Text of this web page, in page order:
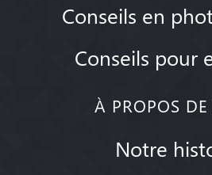
Conseils en
Conseils pour
À PROPOS
Notre